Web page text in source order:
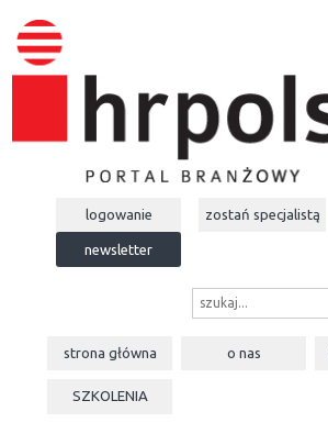
logowanie zostań specjalistą
newsletter
strona główna o nas
SZKOLENIA